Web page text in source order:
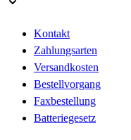
Kontakt
Zahlungsarten
Versandkosten
Bestellvorgang
Faxbestellung
Batteriegesetz